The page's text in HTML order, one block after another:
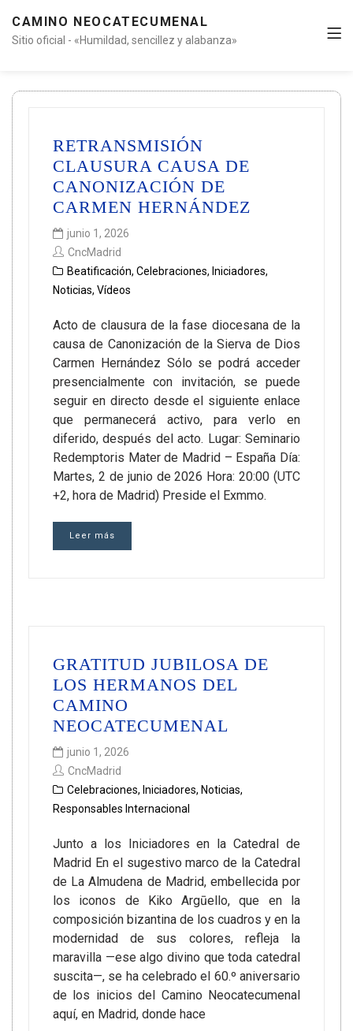
CAMINO NEOCATECUMENAL
Sitio oficial - «Humildad, sencillez y alabanza»
RETRANSMISIÓN
CLAUSURA CAUSA DE
CANONIZACIÓN DE
CARMEN HERNÁNDEZ
junio 1, 2026
CncMadrid
Beatificación, Celebraciones, Iniciadores,
Noticias, Vídeos
Acto de clausura de la fase diocesana de la
causa de Canonización de la Sierva de Dios
Carmen Hernández Sólo se podrá acceder
presencialmente con invitación, se puede
seguir en directo desde el siguiente enlace
que permanecerá activo, para verlo en
diferido, después del acto. Lugar: Seminario
Redemptoris Mater de Madrid – España Día:
Martes, 2 de junio de 2026 Hora: 20:00 (UTC
+2, hora de Madrid) Preside el Exmmo.
Leer más
GRATITUD JUBILOSA DE
LOS HERMANOS DEL
CAMINO
NEOCATECUMENAL
junio 1, 2026
CncMadrid
Celebraciones, Iniciadores, Noticias,
Responsables Internacional
Junto a los Iniciadores en la Catedral de
Madrid En el sugestivo marco de la Catedral
de La Almudena de Madrid, embellecida por
los iconos de Kiko Argūello, que en la
composición bizantina de los cuadros y en la
modernidad de sus colores, refleja la
maravilla —ese algo divino que toda catedral
suscita—, se ha celebrado el 60.º aniversario
de los inicios del Camino Neocatecumenal
aquí, en Madrid, donde hace